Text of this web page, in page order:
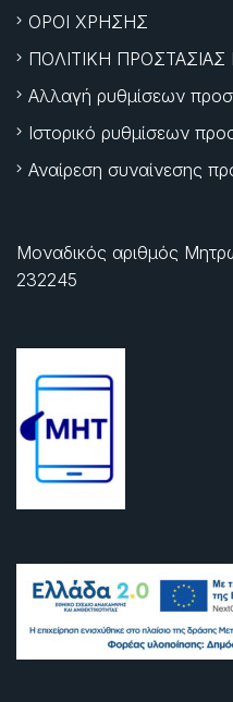
ΟΡΟΙ ΧΡΗΣΗΣ
ΠΟΛΙΤΙΚΗ
Αλλαγή ρυθμίσεων
Ιστορικό ρυθμίσεων
Αναίρεση συναίνεσης
Μοναδικός αριθμός
232245